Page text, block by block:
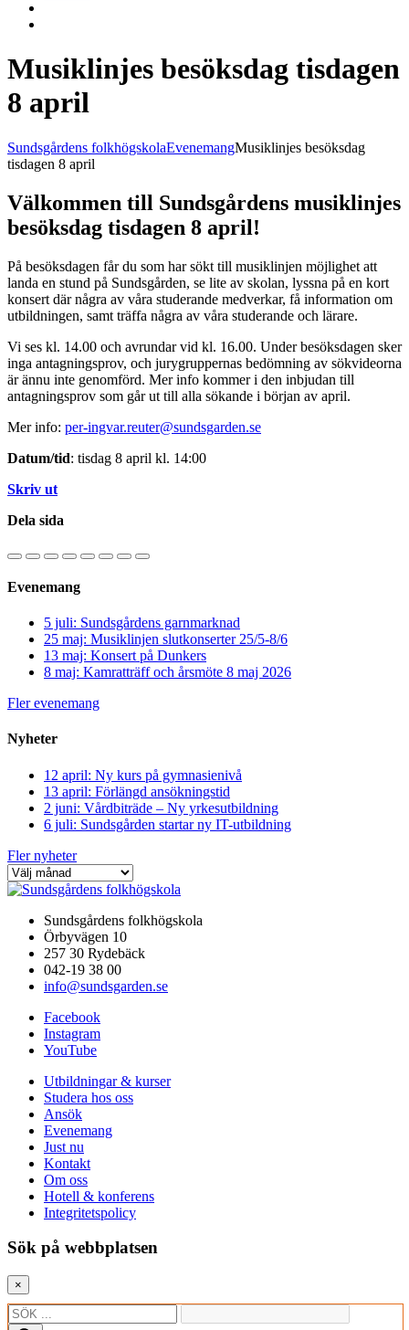
Musiklinjes besöksdag tisdagen
8 april
Sundsgårdens folkhögskolaEvenemangMusiklinjes besöksdag
tisdagen 8 april
Välkommen till Sundsgårdens musiklinjes
besöksdag tisdagen 8 april!
På besöksdagen får du som har sökt till musiklinjen möjlighet att
landa en stund på Sundsgården, se lite av skolan, lyssna på en kort
konsert där några av våra studerande medverkar, få information om
utbildningen, samt träffa några av våra studerande och lärare.
Vi ses kl. 14.00 och avrundar vid kl. 16.00. Under besöksdagen sker
inga antagningsprov, och jurygruppernas bedömning av sökvideorna
är ännu inte genomförd. Mer info kommer i den inbjudan till
antagningsprov som går ut till alla sökande i början av april.
Mer info: per-ingvar.reuter@sundsgarden.se
Datum/tid: tisdag 8 april kl. 14:00
Skriv ut
Dela sida
Evenemang
5 juli: Sundsgårdens garnmarknad
25 maj: Musiklinjen slutkonserter 25/5-8/6
13 maj: Konsert på Dunkers
8 maj: Kamratträff och årsmöte 8 maj 2026
Fler evenemang
Nyheter
12 april: Ny kurs på gymnasienivå
13 april: Förlängd ansökningstid
2 juni: Vårdbiträde – Ny yrkesutbildning
6 juli: Sundsgården startar ny IT-utbildning
Fler nyheter
Sundsgårdens folkhögskola
Örbyvägen 10
257 30 Rydebäck
042-19 38 00
info@sundsgarden.se
Facebook
Instagram
YouTube
Utbildningar & kurser
Studera hos oss
Ansök
Evenemang
Just nu
Kontakt
Om oss
Hotell & konferens
Integritetspolicy
Sök på webbplatsen
×